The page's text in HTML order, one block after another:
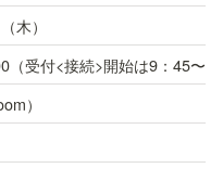
木）
受付<接続>開始は9：45〜）
）